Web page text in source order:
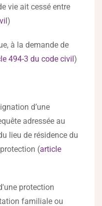
vie ait cessé entre
)
à la demande de
494-3 du code civil)
d’une
adressée au
lieu de résidence du
(article
protection
familiale ou